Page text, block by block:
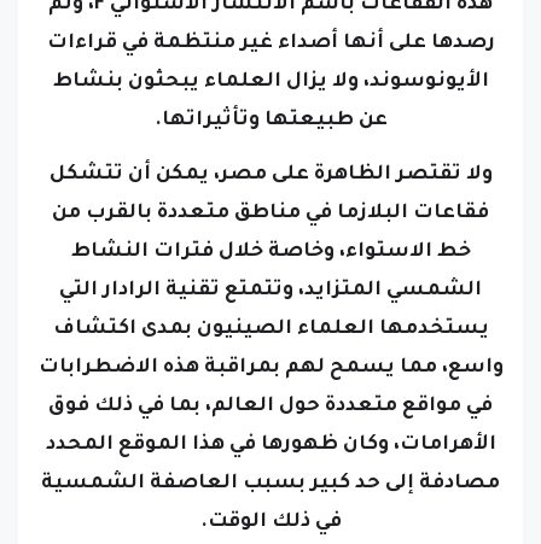
هذه الفقاعات باسم الانتشار الاستوائي F، وتم
رصدها على أنها أصداء غير منتظمة في قراءات
الأيونوسوند، ولا يزال العلماء يبحثون بنشاط
عن طبيعتها وتأثيراتها.
ولا تقتصر الظاهرة على مصر، يمكن أن تتشكل
فقاعات البلازما في مناطق متعددة بالقرب من
خط الاستواء، وخاصة خلال فترات النشاط
الشمسي المتزايد، وتتمتع تقنية الرادار التي
يستخدمها العلماء الصينيون بمدى اكتشاف
واسع، مما يسمح لهم بمراقبة هذه الاضطرابات
في مواقع متعددة حول العالم، بما في ذلك فوق
الأهرامات، وكان ظهورها في هذا الموقع المحدد
مصادفة إلى حد كبير بسبب العاصفة الشمسية
في ذلك الوقت.